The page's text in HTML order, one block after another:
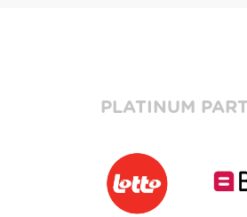
PLATINUM